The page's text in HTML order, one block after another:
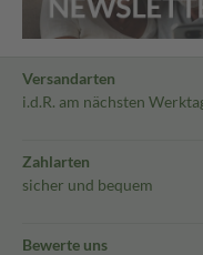
Versandarten
i.d.R. am nächsten
Zahlarten
sicher und bequem
Bewerte uns